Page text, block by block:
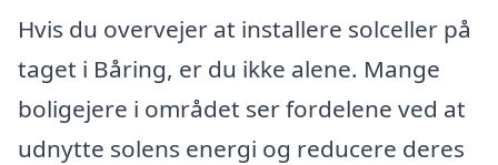
Hvis du overvejer at installere solceller på
taget i Båring, er du ikke alene. Mange
boligejere i området ser fordelene ved at
udnytte solens energi og reducere deres